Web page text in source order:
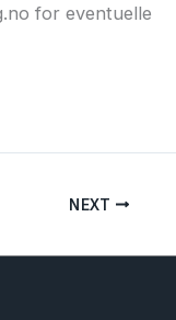
for eventuelle
NEXT